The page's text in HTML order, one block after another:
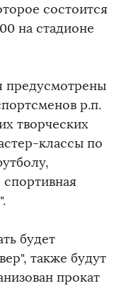
состоится
на стадионе
предусмотрены
р.п.
творческих
классы по
будет
также будут
прокат